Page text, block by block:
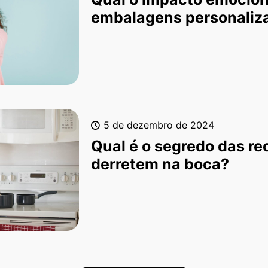
embalagens
5 de dezembro de 2024
Qual é o segredo das
derretem na boca?